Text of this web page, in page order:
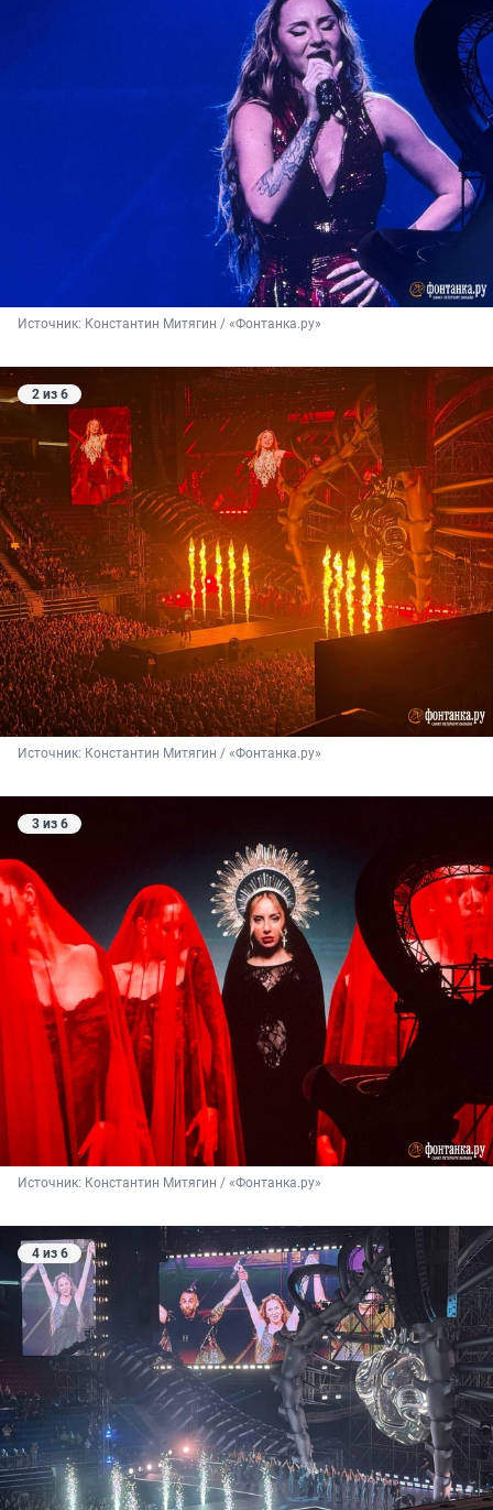
Источник: Константин Митягин / «Фонтанка.ру»
2 из 6
Источник: Константин Митягин / «Фонтанка.ру»
3 из 6
Источник: Константин Митягин / «Фонтанка.ру»
4 из 6